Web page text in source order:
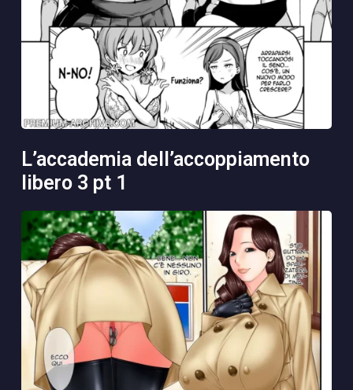
l’accademia dell’accoppiamento
libero 3 pt 1